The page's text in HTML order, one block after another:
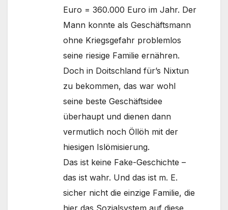
Euro = 360.000 Euro im Jahr. Der
Mann konnte als Geschäftsmann
ohne Kriegsgefahr problemlos
seine riesige Familie ernähren.
Doch in Doitschland für’s Nixtun
zu bekommen, das war wohl
seine beste Geschäftsidee
überhaupt und dienen dann
vermutlich noch Öllöh mit der
hiesigen Islömisierung.
Das ist keine Fake-Geschichte –
das ist wahr. Und das ist m. E.
sicher nicht die einzige Familie, die
hier das Sozialsystem auf diese